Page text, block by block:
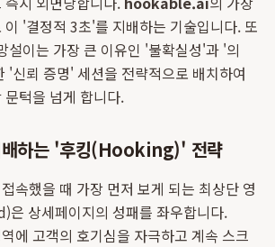
이 '결정적 3초'를 지배하는 기술입니다. 또
설이는 가장 큰 이유인 '불확실성'과 '의
'신뢰 증명' 세션을 전략적으로 배치하여
턱을 넘게 합니다.
배하는 '후킹(Hooking)' 전략
속했을 때 가장 먼저 보게 되는 최상단 영
상세페이지의 성패를 좌우합니다.
에 고객의 호기심을 자극하고 계속 스크